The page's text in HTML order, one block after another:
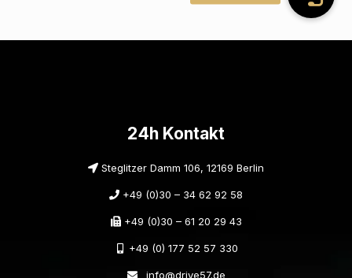
24h Kontakt
Steglitzer Damm 106, 12169 Berlin
+49 (0)30 – 34 62 92 58
+49 (0)30 – 61 20 29 43
+49 (0) 177 52 57 330
info@drive57.de